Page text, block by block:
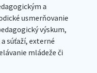
a
usmerňovanie
výskum,
súťaží, externé
mládeže či